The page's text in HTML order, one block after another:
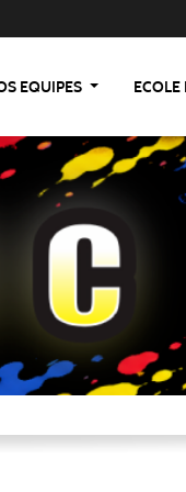
EQUIPES ECOLE